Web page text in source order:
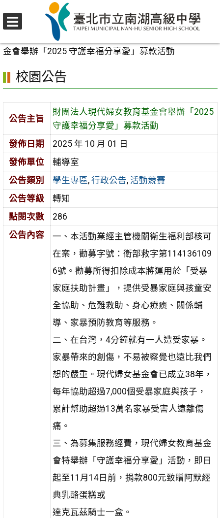
至
要
區
校園公告
金會舉辦「2025 守護幸福分享愛」募款活動
校園公告
公告主旨
財團法人現代婦女教育基金會舉辦「2025
守護幸福分享愛」募款活動
發佈日期
2025 年 10 月 01 日
發佈單位
輔導室
公告類別
學生專區, 行政公告, 活動競賽
公告等級
轉知
點閱次數
286
公告內容
一、本活動業經主管機關衛生福利部核可
在案，勸募字號：衛部救字第114136109
6號。勸募所得扣除成本將運用於「受暴
家庭扶助計畫」，提供受暴家庭與孩童安
全協助、危難救助、身心療癒、關係輔
導、家暴預防教育等服務。
二、在台灣，4分鐘就有一人遭受家暴。
家暴帶來的創傷，不易被察覺也遠比我們
想的嚴重。現代婦女基金會已成立38年，
每年協助超過7,000個受暴家庭與孩子，
累計幫助超過13萬名家暴受害人遠離傷
痛。
三、為募集服務經費，現代婦女教育基金
會特舉辦「守護幸福分享愛」活動，即日
起至11月14日前，捐款800元致贈阿默經
典乳酪蛋糕或
達克瓦茲騎士一盒。
選
單